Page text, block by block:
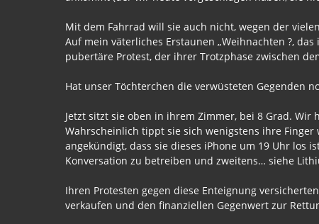
Mit dem Fahrrad will sie auch nicht, wegen der
Auf mein väterliches Erstaunen „Weihnachten ?,
pubertäre Protest, der ihrer Trotzphase zwischen
Hat unser Töchterchen die verwüsteten Gegenden
Jetzt sitzt sie oben in ihrem Zimmer, bei 8 Grad. Wir
Wahrscheinlich tippt sie sich wenigstens ihre
angekündigt, dass sie dieses iPhone um 19 Uhr los
Konversation zu betreiben und zweitens… siehe
Ihren Protesten gegen diese Enteignung
verkaufen und den finanziellen Gegenwert zur